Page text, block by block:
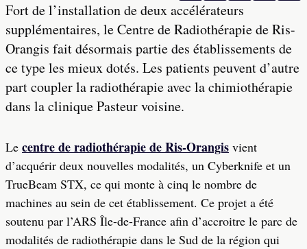
Fort de l’installation de deux accélérateurs
supplémentaires, le Centre de Radiothérapie de Ris-
Orangis fait désormais partie des établissements de
ce type les mieux dotés. Les patients peuvent d’autre
part coupler la radiothérapie avec la chimiothérapie
dans la clinique Pasteur voisine.
Le centre de radiothérapie de Ris-Orangis vient
d’acquérir deux nouvelles modalités, un Cyberknife et un
TrueBeam STX, ce qui monte à cinq le nombre de
machines au sein de cet établissement. Ce projet a été
soutenu par l’ARS Île-de-France afin d’accroitre le parc de
modalités de radiothérapie dans le Sud de la région qui